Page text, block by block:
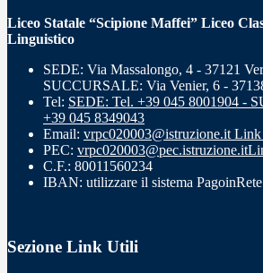
Liceo Statale “Scipione Maffei” Liceo
Linguistico
SEDE: Via Massalongo, 4 - 37121
SUCCURSALE: Via Venier, 6 -
Tel: SEDE: Tel. +39 045 8001904 -
+39 045 8349043
Email: vrpc020003@istruzione.it Link
PEC: vrpc020003@pec.istruzione.it
C.F.: 80011560234
IBAN: utilizzare il sistema PagoinRete
Sezione Link Utili